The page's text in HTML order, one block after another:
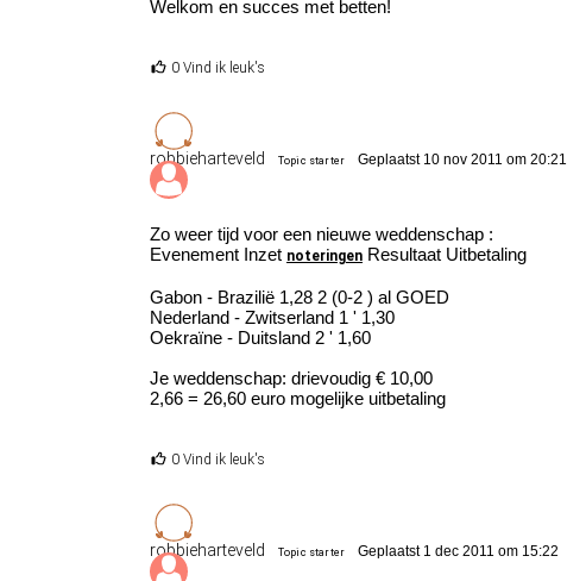
Welkom en succes met betten!
0 Vind ik leuk's
robbieharteveld Topic starter Geplaatst 10 nov 2011 om 20:21
Zo weer tijd voor een nieuwe weddenschap :
Evenement Inzet noteringen Resultaat Uitbetaling
Gabon - Brazilië 1,28 2 (0-2 ) al GOED
Nederland - Zwitserland 1 ' 1,30
Oekraïne - Duitsland 2 ' 1,60
Je weddenschap: drievoudig € 10,00
2,66 = 26,60 euro mogelijke uitbetaling
0 Vind ik leuk's
robbieharteveld Topic starter Geplaatst 1 dec 2011 om 15:22